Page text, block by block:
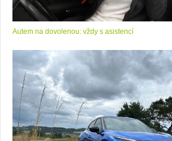
Autem na dovolenou: vždy s asistencí